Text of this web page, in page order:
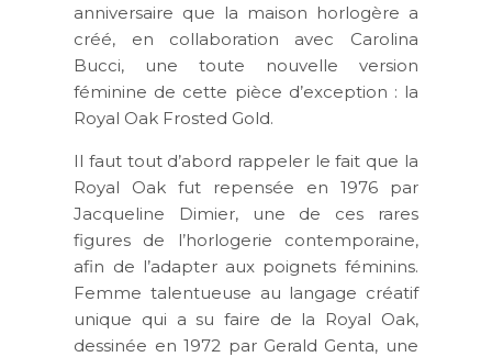
anniversaire que la maison horlogère a
créé, en collaboration avec Carolina
Bucci, une toute nouvelle version
féminine de cette pièce d’exception : la
Royal Oak Frosted Gold.
Il faut tout d’abord rappeler le fait que la
Royal Oak fut repensée en 1976 par
Jacqueline Dimier, une de ces rares
figures de l’horlogerie contemporaine,
afin de l’adapter aux poignets féminins.
Femme talentueuse au langage créatif
unique qui a su faire de la Royal Oak,
dessinée en 1972 par Gerald Genta, une